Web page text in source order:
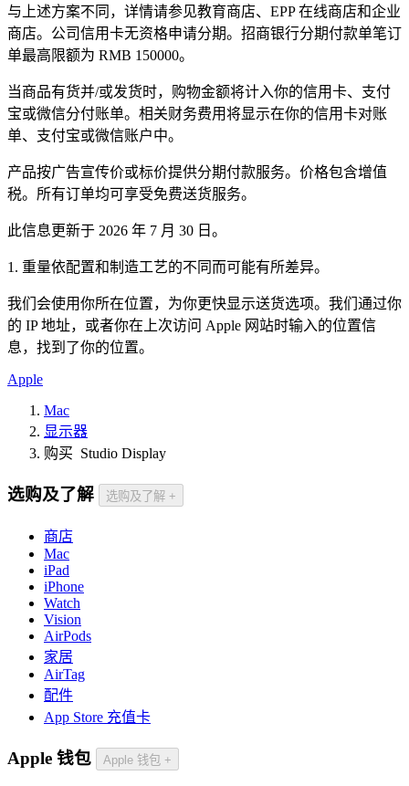
与上述方案不同，详情请参见教育商店、EPP 在线商店和企业
商店。公司信用卡无资格申请分期。招商银行分期付款单笔订
单最高限额为 RMB 150000。
当商品有货并/或发货时，购物金额将计入你的信用卡、支付
宝或微信分付账单。相关财务费用将显示在你的信用卡对账
单、支付宝或微信账户中。
产品按广告宣传价或标价提供分期付款服务。价格包含增值
税。所有订单均可享受免费送货服务。
此信息更新于 2026 年 7 月 30 日。
1. 重量依配置和制造工艺的不同而可能有所差异。
我们会使用你所在位置，为你更快显示送货选项。我们通过你
的 IP 地址，或者你在上次访问 Apple 网站时输入的位置信
息，找到了你的位置。
Apple
Mac
显示器
购买 Studio Display
选购及了解 选购及了解 +
商店
Mac
iPad
iPhone
Watch
Vision
AirPods
家居
AirTag
配件
App Store 充值卡
Apple 钱包 Apple 钱包 +